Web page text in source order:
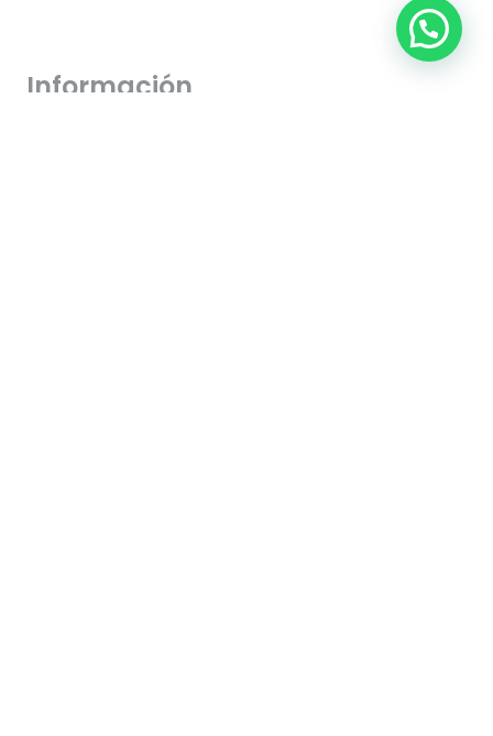
Información